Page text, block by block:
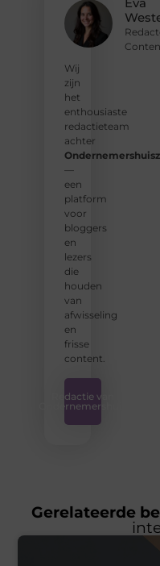
Wij
zijn
het
enthousiaste
redactieteam
achter
—
een
platform
voor
bloggers
en
lezers
die
houden
van
afwisseling
en
frisse
content.
Redactie van
Ondernemershuis
Gerelateerde